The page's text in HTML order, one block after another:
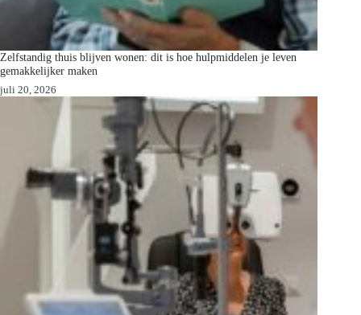
Zelfstandig thuis blijven wonen: dit is hoe hulpmiddelen je leven
gemakkelijker maken
juli 20, 2026